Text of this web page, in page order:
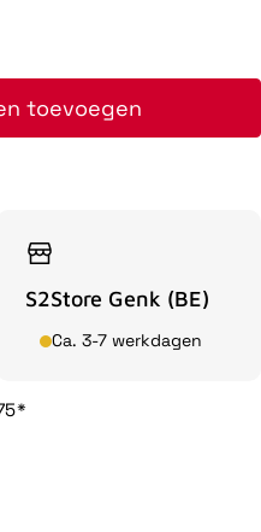
toevoegen
S2Store Genk (BE)
Ca. 3-7 werkdagen